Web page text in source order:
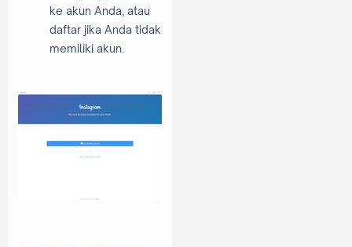
ke akun Anda, atau
daftar jika Anda tidak
memiliki akun.